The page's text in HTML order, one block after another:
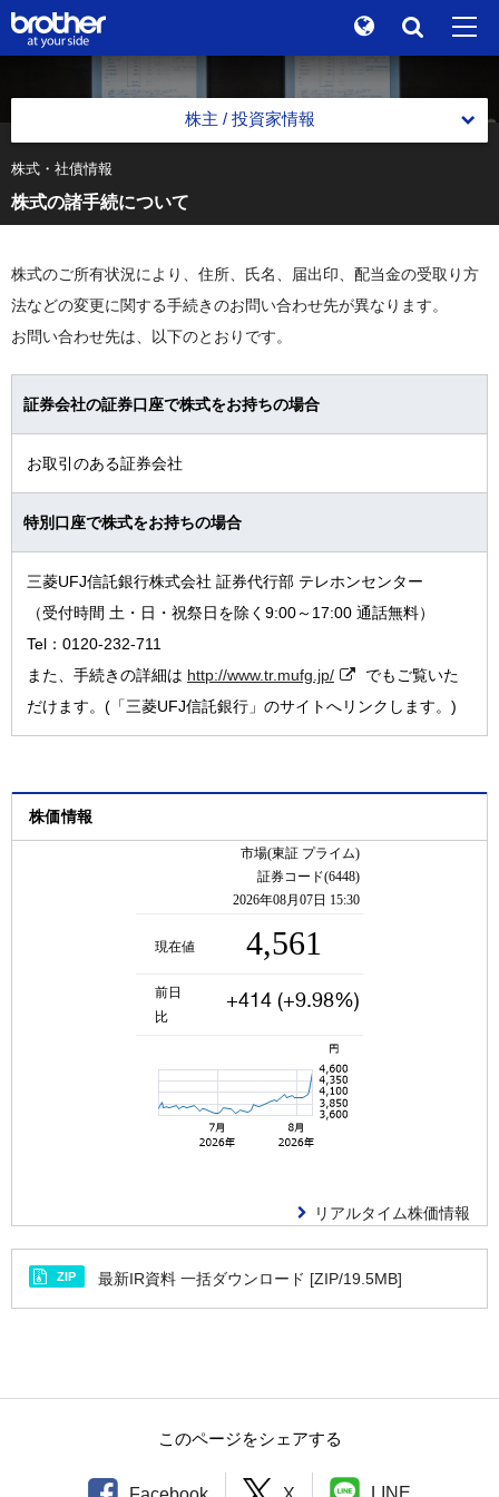
検索
Global
サステナビリティ
グループ企業情報
ニュース
各製品サイトへ
TOP
株主 / 投資家情報
経営方針
トップメッセージ
中期戦略
中期戦略
資本コストについての認識
コーポレートガバナンス基本方針
決算短信・決算説明会資料
財務ハイライト
事業セグメント別情報
個人投資家の皆さまへ
IR資料室
有価証券報告書
中間報告書
IRイベント
株式・社債情報
株式・社債情報
株式の概要
株価情報
配当金について
株式の諸手続について
アナリストカバレッジ
IRスケジュール
株式・社債情報
株式の諸手続について
株価情報
リアルタイム株価情報
ZIP 最新IR資料 一括ダウンロード [ZIP/19.5MB]
株式のご所有状況により、住所、氏名、届出印、配当金の受取り方
法などの変更に関する手続きのお問い合わせ先が異なります。
お問い合わせ先は、以下のとおりです。
証券会社の証券口座で株式をお持ちの場合
お取引のある証券会社
特別口座で株式をお持ちの場合
三菱UFJ信託銀行株式会社 証券代行部 テレホンセンター
（受付時間 土・日・祝祭日を除く9:00～17:00 通話無料）
Tel：0120-232-711
また、手続きの詳細は http://www.tr.mufg.jp/
でもご覧いた
だけます。(「三菱UFJ信託銀行」のサイトへリンクします。)
このページをシェアする
LINE